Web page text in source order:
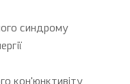
синдрому